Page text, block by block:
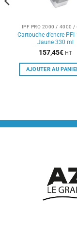
IPF PRO 2000 / 4000 /
Cartouche d’encre
Jaune 330 ml
157,45€ HT
AJOUTER AU